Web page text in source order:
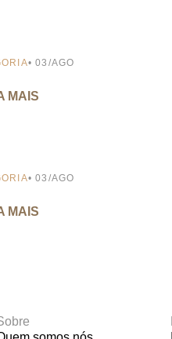
• 03/AGO
MAIS
• 03/AGO
MAIS